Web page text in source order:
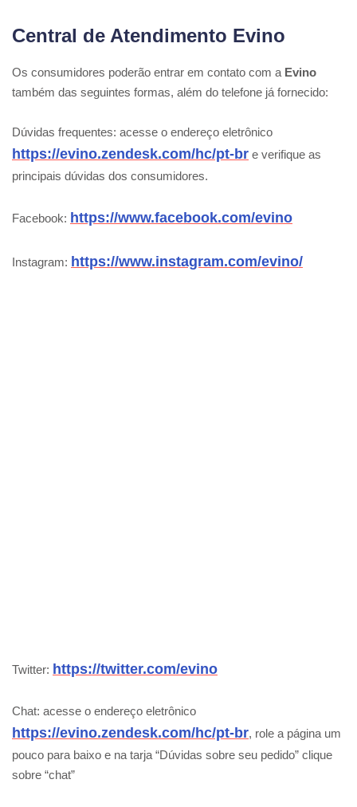
Central de Atendimento Evino
Os consumidores poderão entrar em contato com a Evino
também das seguintes formas, além do telefone já fornecido:
Dúvidas frequentes: acesse o endereço eletrônico
https://evino.zendesk.com/hc/pt-br e verifique as
principais dúvidas dos consumidores.
Facebook: https://www.facebook.com/evino
Instagram: https://www.instagram.com/evino/
Twitter: https://twitter.com/evino
Chat: acesse o endereço eletrônico
https://evino.zendesk.com/hc/pt-br, role a página um
pouco para baixo e na tarja “Dúvidas sobre seu pedido” clique
sobre “chat”